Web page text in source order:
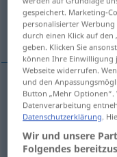
het feest,
(het)feest Feier
plechtigheid Feier
gespeichert. Marketing-
personalisierter
durch einen Klick auf
geben. Klicken Sie
können Ihre Einwilligung
Webseite widerrufen.
und den
Button „Mehr Optionen“.
Datenverarbeitung
Datenschutzerklärung.
Wir und unsere
Folgendes